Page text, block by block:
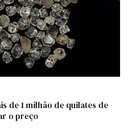
de 1 milhão de quilates de
o preço